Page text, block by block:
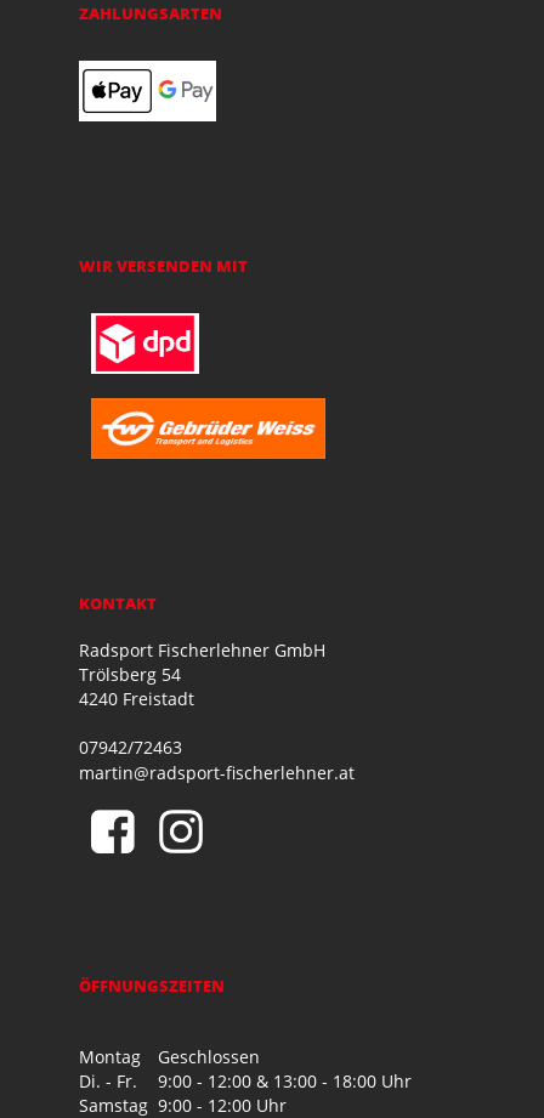
ZAHLUNGSARTEN
WIR VERSENDEN MIT
KONTAKT
Radsport Fischerlehner GmbH
Trölsberg 54
4240 Freistadt
07942/72463
martin@radsport-fischerlehner.at
ÖFFNUNGSZEITEN
Montag
Geschlossen
Di. - Fr.
9:00 - 12:00 & 13:00 - 18:00 Uhr
Samstag 9:00 - 12:00 Uhr